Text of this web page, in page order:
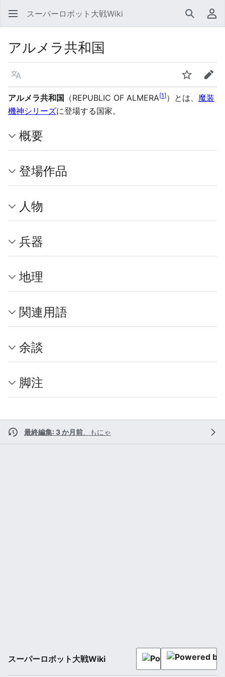
スーパーロボット大戦Wiki 検索 利
アルメラ共和国
言語 ウォッチ編集
アルメラ共和国 （REPUBLIC OF ALMERA[1] ）とは、 魔装
機神シリーズに登場する国家。
概要
登場作品
人物
兵器
地理
関連用語
余談
脚注
最終編集: 3 か月前 もにゃ
スーパーロボット大戦Wiki